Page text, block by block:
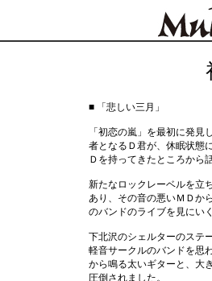
■ 「悲しい三月」
「初恋の嵐」を最初に発
者となるＤ君が、休眠状態
Ｄを持ってきたところから
新たなロックレーベルを立
あり、その音の悪いＭＤか
のバンドのライブを見にい
下北沢のシェルターのステ
軽音サークルのバンドを思
から鳴る太いギターと、大
圧倒されました。